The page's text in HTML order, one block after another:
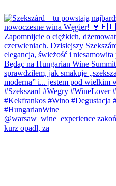
@warsaw_wine_experience
kurz opadł, za